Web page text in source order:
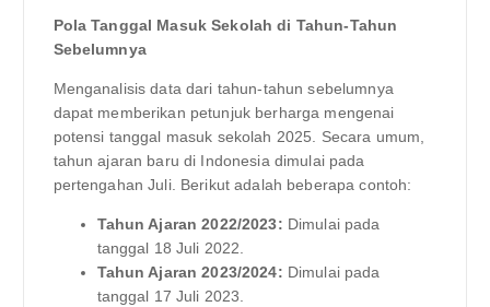
Pola Tanggal Masuk Sekolah di Tahun-Tahun
Sebelumnya
Menganalisis data dari tahun-tahun sebelumnya
dapat memberikan petunjuk berharga mengenai
potensi tanggal masuk sekolah 2025. Secara umum,
tahun ajaran baru di Indonesia dimulai pada
pertengahan Juli. Berikut adalah beberapa contoh:
Tahun Ajaran 2022/2023: Dimulai pada
tanggal 18 Juli 2022.
Tahun Ajaran 2023/2024: Dimulai pada
tanggal 17 Juli 2023.